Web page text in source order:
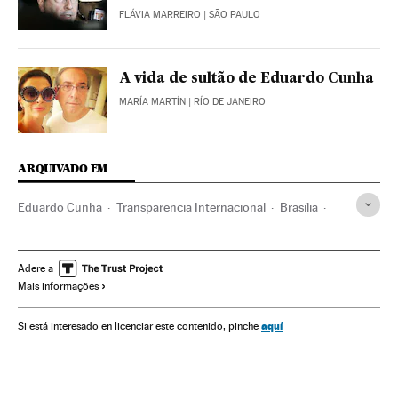
FLÁVIA MARREIRO | SÃO PAULO
A vida de sultão de Eduardo Cunha
MARÍA MARTÍN | RÍO DE JANEIRO
ARQUIVADO EM
Eduardo Cunha Transparencia Internacional Brasília
Congresso Nacional Solidariedade
Brasil Corrupção
América Latina América Delitos Empresas
Adere a
Mais informações
Si está interesado en licenciar este contenido, pinche aquí